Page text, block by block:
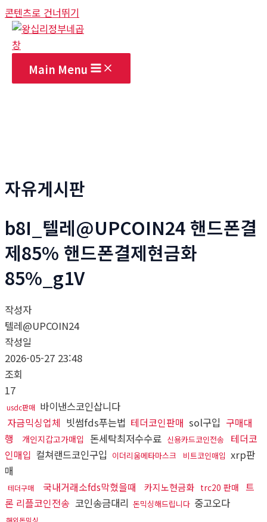
콘텐츠로 건너뛰기
Main Menu
자유게시판
b8I_텔레@UPCOIN24 핸드폰결
제85% 핸드폰결제현금화
85%_g1V
작성자
텔레@UPCOIN24
작성일
2026-05-27 23:48
조회
17
usdc판매 바이낸스코인삽니다
자금믹싱업체 빗썸fds푸는법 테더코인판매 sol구입 구매대
행
개인지갑고가매입 돈세탁최저수수료 신용카드코인전송
테더코
인매입 컬쳐랜드코인구입 이더리움메타마스크 비트코인매입 xrp판
매
테더구매 국내거래소fds막혔을때 카지노현금화 trc20 판매 트
론 리플코인전송 코인송금대리 돈믹싱해드립니다 중고오다
해외돈믹싱